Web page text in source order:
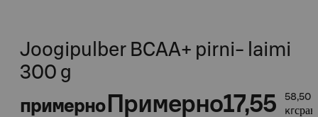
Joogipulber BCAA+ pirni- laimi
300 g
примерно Примерно17,55
58,50
кг